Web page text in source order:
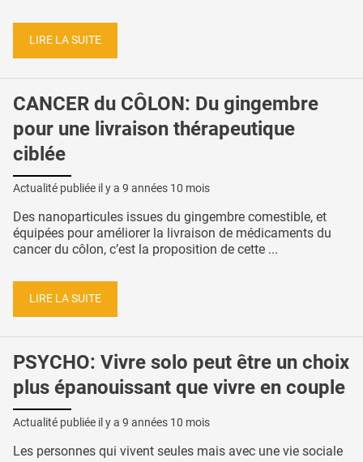
LIRE LA SUITE
CANCER du CÔLON: Du gingembre
pour une livraison thérapeutique
ciblée
Actualité publiée il y a 9 années 10 mois
Des nanoparticules issues du gingembre comestible, et
équipées pour améliorer la livraison de médicaments du
cancer du côlon, c’est la proposition de cette ...
LIRE LA SUITE
PSYCHO: Vivre solo peut être un choix
plus épanouissant que vivre en couple
Actualité publiée il y a 9 années 10 mois
Les personnes qui vivent seules mais avec une vie sociale